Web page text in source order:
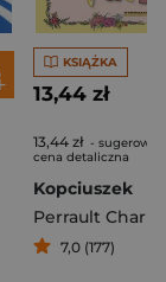
KSIĄŻKA
13,44 zł
13,44 zł -
cena detaliczna
Kopciuszek
Perrault
7,0 (177)